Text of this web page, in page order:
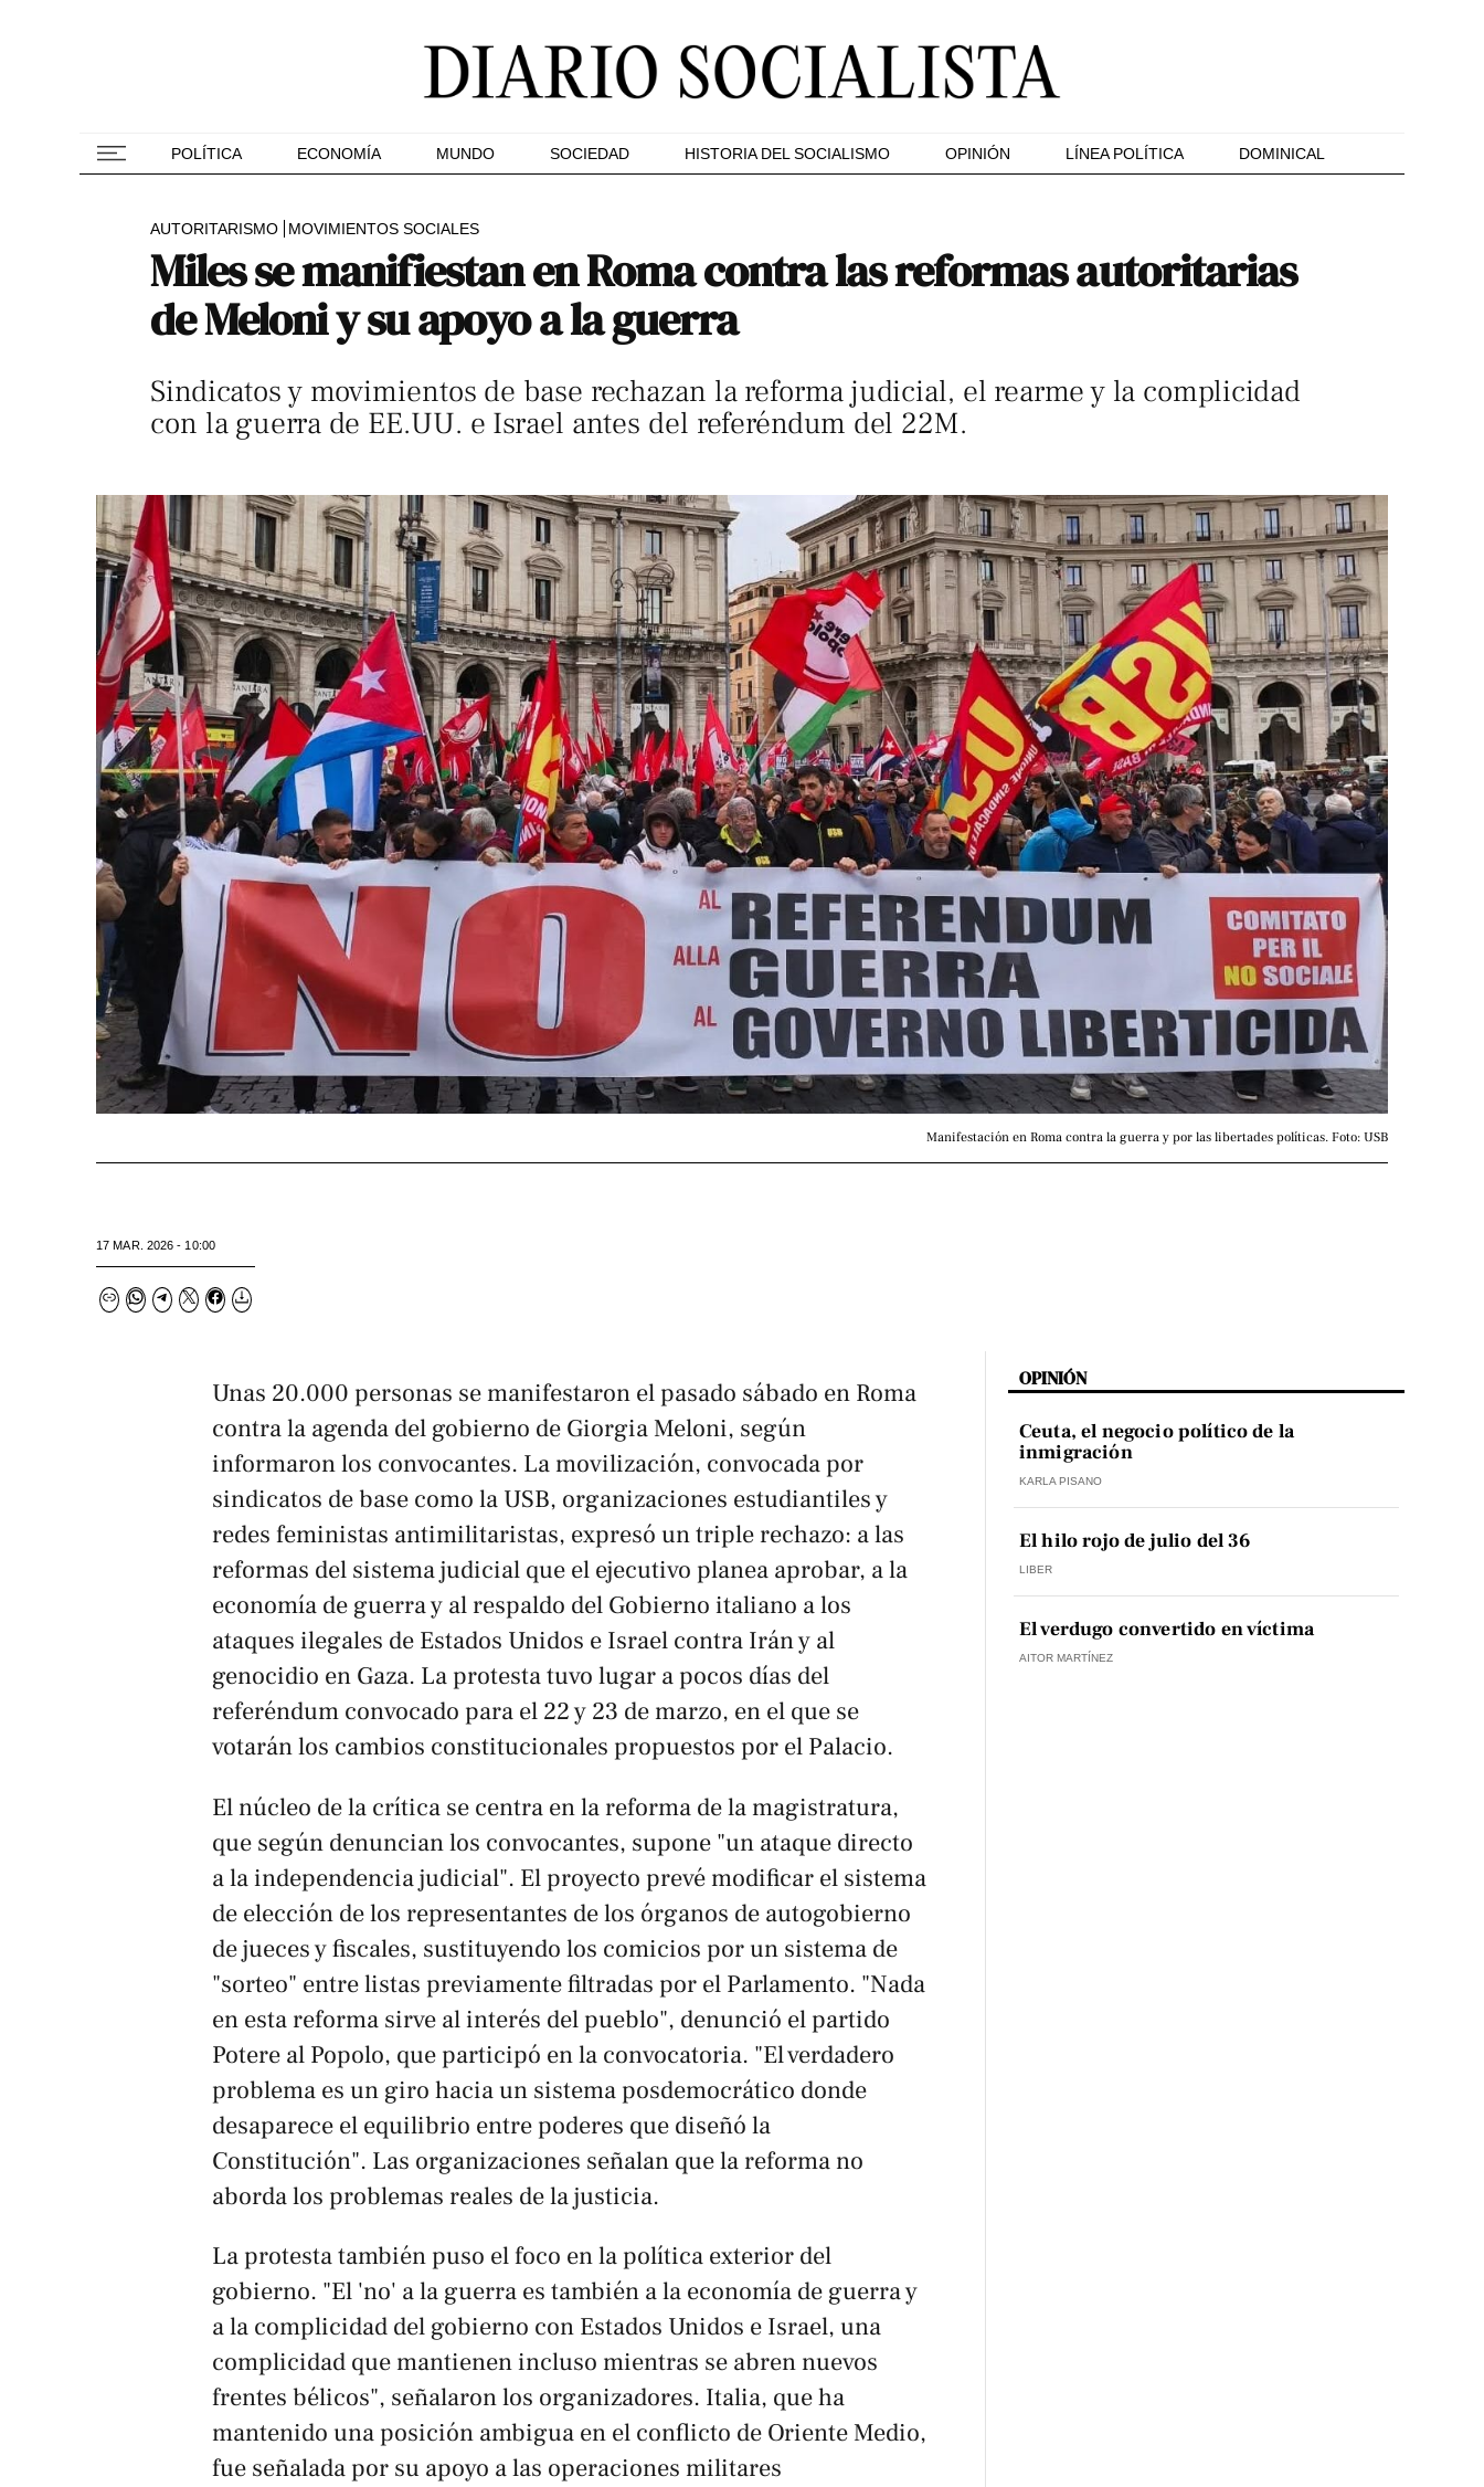
POLÍTICA ECONOMÍA MUNDO SOCIEDAD HISTORIA DEL SOCIALISMO OPINIÓN LÍNEA POLÍTICA DOMINICAL
AUTORITARISMO MOVIMIENTOS SOCIALES
Miles se manifiestan en Roma contra las reformas autoritarias
de Meloni y su apoyo a la guerra
Sindicatos y movimientos de base rechazan la reforma judicial, el rearme y la complicidad
con la guerra de EE.UU. e Israel antes del referéndum del 22M.
Manifestación en Roma contra la guerra y por las libertades políticas. Foto: USB
17 MAR. 2026 - 10:00
Unas 20.000 personas se manifestaron el pasado sábado en Roma
contra la agenda del gobierno de Giorgia Meloni, según
informaron los convocantes. La movilización, convocada por
sindicatos de base como la USB, organizaciones estudiantiles y
redes feministas antimilitaristas, expresó un triple rechazo: a las
reformas del sistema judicial que el ejecutivo planea aprobar, a la
economía de guerra y al respaldo del Gobierno italiano a los
ataques ilegales de Estados Unidos e Israel contra Irán y al
genocidio en Gaza. La protesta tuvo lugar a pocos días del
referéndum convocado para el 22 y 23 de marzo, en el que se
votarán los cambios constitucionales propuestos por el Palacio.
El núcleo de la crítica se centra en la reforma de la magistratura,
que según denuncian los convocantes, supone "un ataque directo
a la independencia judicial". El proyecto prevé modificar el sistema
de elección de los representantes de los órganos de autogobierno
de jueces y fiscales, sustituyendo los comicios por un sistema de
"sorteo" entre listas previamente filtradas por el Parlamento. "Nada
en esta reforma sirve al interés del pueblo", denunció el partido
Potere al Popolo, que participó en la convocatoria. "El verdadero
problema es un giro hacia un sistema posdemocrático donde
desaparece el equilibrio entre poderes que diseñó la
Constitución". Las organizaciones señalan que la reforma no
aborda los problemas reales de la justicia.
La protesta también puso el foco en la política exterior del
gobierno. "El 'no' a la guerra es también a la economía de guerra y
a la complicidad del gobierno con Estados Unidos e Israel, una
complicidad que mantienen incluso mientras se abren nuevos
frentes bélicos", señalaron los organizadores. Italia, que ha
mantenido una posición ambigua en el conflicto de Oriente Medio,
fue señalada por su apoyo a las operaciones militares
OPINIÓN
Ceuta, el negocio político de la
inmigración
KARLA PISANO
El hilo rojo de julio del 36
LIBER
El verdugo convertido en víctima
AITOR MARTÍNEZ